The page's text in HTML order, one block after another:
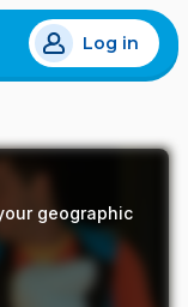
Log in
geographic